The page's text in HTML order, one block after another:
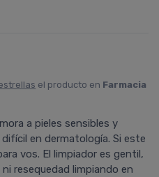
el producto en Farmacia
a pieles sensibles y
en dermatología. Si este
vos. El limpiador es gentil,
resequedad limpiando en